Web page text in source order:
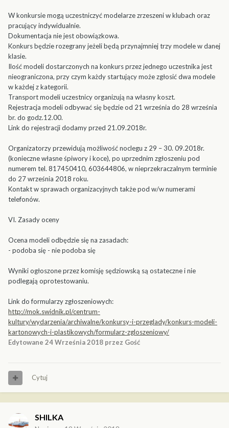
W konkursie mogą uczestniczyć modelarze zrzeszeni w klubach oraz
pracujący indywidualnie.
Dokumentacja nie jest obowiązkowa.
Konkurs będzie rozegrany jeżeli będą przynajmniej trzy modele w danej
klasie.
Ilość modeli dostarczonych na konkurs przez jednego uczestnika jest
nieograniczona, przy czym każdy startujący może zgłosić dwa modele
w każdej z kategorii.
Transport modeli uczestnicy organizują na własny koszt.
Rejestracja modeli odbywać się będzie od 21 września do 28 września
br. do godz.12.00.
Link do rejestracji dodamy przed 21.09.2018r.
Organizatorzy przewidują możliwość noclegu z 29 – 30. 09.2018r.
(konieczne własne śpiwory i koce), po uprzednim zgłoszeniu pod
numerem tel. 817450410, 603644806, w nieprzekraczalnym terminie
do 27 września 2018 roku.
Kontakt w sprawach organizacyjnych także pod w/w numerami
telefonów.
VI. Zasady oceny
Ocena modeli odbędzie się na zasadach:
- podoba się - nie podoba się
Wyniki ogłoszone przez komisję sędziowską są ostateczne i nie
podlegają oprotestowaniu.
Link do formularzy zgłoszeniowych:
http://mok.swidnik.pl/centrum-
kultury/wydarzenia/archiwalne/konkursy-i-przeglady/konkurs-modeli-
kartonowych-i-plastikowych/formularz-zgloszeniowy/
Edytowane 24 Września 2018 przez Gość
Cytuj
SHILKA